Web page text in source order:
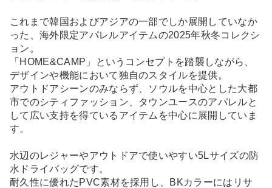
これまで韓国およびアジアの一部でしか展開していなか
った、海外限定アパレルアイテムの2025年秋冬コレクシ
ョン。
「HOME&CAMP」というコンセプトを踏襲しながら、
デザインや機能において独自のスタイルを提供。
アウトドアシーンのみならず、ソウルを中心とした大都
市でのシティファッション、タウンユースのアパレルと
して広い支持を得ているアイテムを中心に展開していま
す。
水辺のレジャーやアウトドアで使いやすい5Lサイズの防
水ドライバッグです。
耐久性に優れたPVC素材を採用し、BKカラーにはリサ